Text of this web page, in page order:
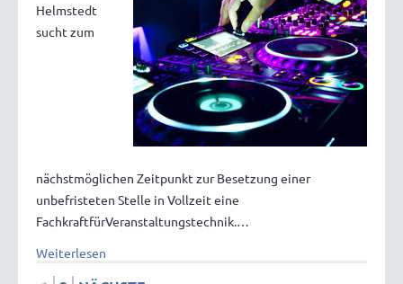
Helmstedt
sucht zum
nächstmöglichen Zeitpunkt zur Besetzung einer
unbefristeten Stelle in Vollzeit eine
FachkraftfürVeranstaltungstechnik.…
Weiterlesen